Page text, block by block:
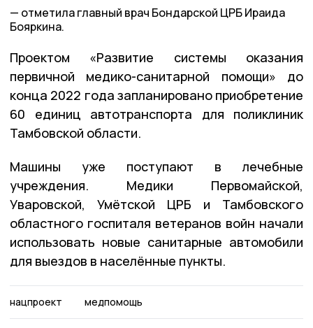
отметила главный врач Бондарской ЦРБ Ираида
Бояркина.
Проектом «Развитие системы оказания
первичной медико-санитарной помощи» до
конца 2022 года запланировано приобретение
60 единиц автотранспорта для поликлиник
Тамбовской области.
Машины уже поступают в лечебные
учреждения. Медики Первомайской,
Уваровской, Умётской ЦРБ и Тамбовского
областного госпиталя ветеранов войн начали
использовать новые санитарные автомобили
для выездов в населённые пункты.
нацпроект медпомощь